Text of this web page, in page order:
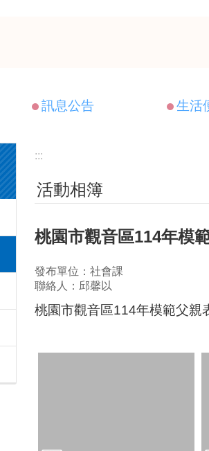
訊息公告 生活
:::
活動相簿
桃園市觀音區114年模
發布單位：社會課
聯絡人：邱馨以
桃園市觀音區114年模範父親